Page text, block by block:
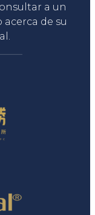
a un
de su